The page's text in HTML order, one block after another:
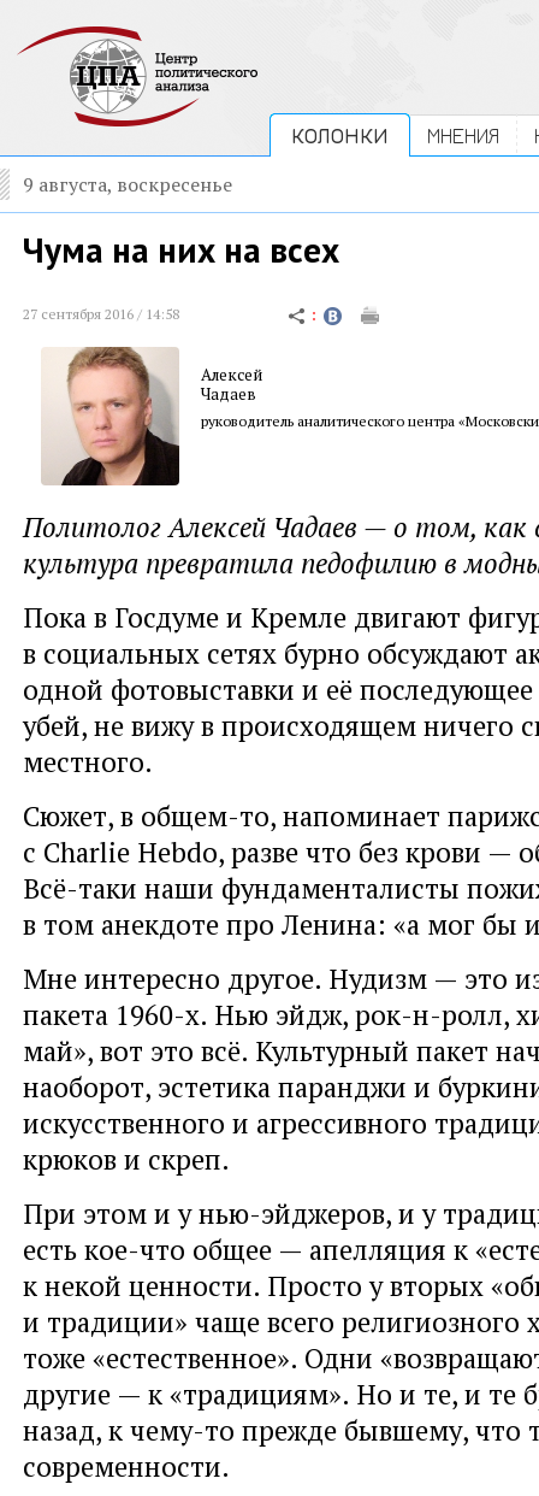
КОЛОНКИ МНЕНИЯ
9 августа, воскресенье
Чума на них на всех
27 сентября 2016 / 14:58
Алексей
Чадаев
руководитель аналитического центра
Политолог Алексей Чадаев — о том, как
культура превратила педофилию в
Пока в Госдуме и Кремле двигают
в социальных сетях бурно обсуждают
одной фотовыставки и её
убей, не вижу в происходящем ничего
местного.
Сюжет, в общем-то, напоминает
с Charlie Hebdo, разве что без крови —
Всё-таки наши фундаменталисты
в том анекдоте про Ленина: «а мог бы
Мне интересно другое. Нудизм — это
пакета 1960-х. Нью эйдж, рок-н-ролл,
май», вот это всё. Культурный пакет
наоборот, эстетика паранджи и
искусственного и агрессивного
крюков и скреп.
При этом и у нью-эйджеров, и у
есть кое-что общее — апелляция к
к некой ценности. Просто у вторых
и традиции» чаще всего религиозного
тоже «естественное». Одни
другие — к «традициям». Но и те, и те
назад, к чему-то прежде бывшему, что
современности.